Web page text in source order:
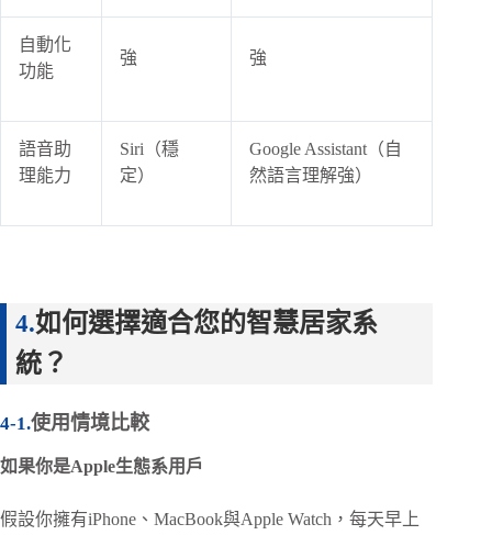
自動化
功能
強 強
語音助
理能力
Siri（穩
定）
Google Assistant（自
然語言理解強）
如何選擇適合您的智慧居家系
統？
使用情境比較
如果你是Apple生態系用戶
假設你擁有iPhone、MacBook與Apple Watch，每天早上